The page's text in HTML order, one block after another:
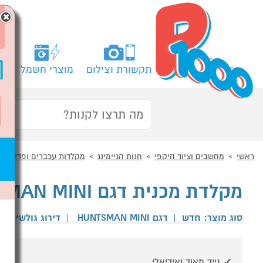
תקשורת וצילום מוצרי חשמל
ראשי מחשבים וציוד היקפי חנות הגיימינג מקלדות עכברים ופדים
מקלדת מכנית דגם RAZER HUNTSMAN MINI רייזר שחור
סוג מוצר: חדש | דגם HUNTSMAN MINI | דירוג גולשים
×